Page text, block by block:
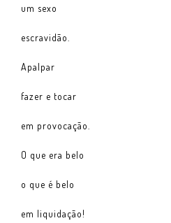
um sexo
escravidão.
Apalpar
fazer e tocar
em provocação.
O que era belo
o que é belo
em liquidação!